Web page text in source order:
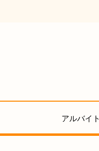
アルバイト